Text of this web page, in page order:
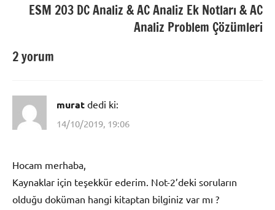
NotlarESM 203 DC Analiz & AC Analiz Ek Notları & AC
Analiz Problem Çözümleri
2 yorum
murat dedi ki:
14/10/2019, 19:06
Hocam merhaba,
Kaynaklar için teşekkür ederim. Not-2’deki soruların
olduğu doküman hangi kitaptan bilginiz var mı ?